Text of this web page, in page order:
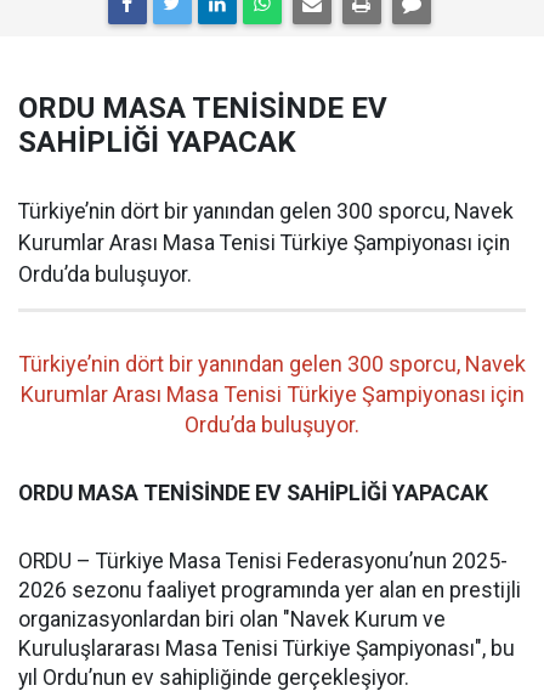
ORDU MASA TENİSİNDE EV
SAHİPLİĞİ YAPACAK
Türkiye’nin dört bir yanından gelen 300 sporcu, Navek
Kurumlar Arası Masa Tenisi Türkiye Şampiyonası için
Ordu’da buluşuyor.
Türkiye’nin dört bir yanından gelen 300 sporcu, Navek
Kurumlar Arası Masa Tenisi Türkiye Şampiyonası için
Ordu’da buluşuyor.
ORDU MASA TENİSİNDE EV SAHİPLİĞİ YAPACAK
ORDU – Türkiye Masa Tenisi Federasyonu’nun 2025-
2026 sezonu faaliyet programında yer alan en prestijli
organizasyonlardan biri olan "Navek Kurum ve
Kuruluşlararası Masa Tenisi Türkiye Şampiyonası", bu
yıl Ordu’nun ev sahipliğinde gerçekleşiyor.